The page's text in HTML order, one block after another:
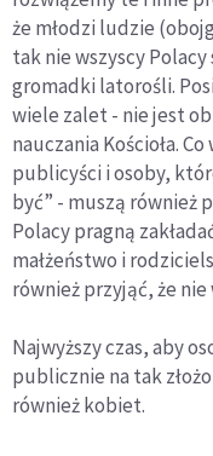
że młodzi ludzie
tak nie wszyscy
gromadki latorośli.
wiele zalet - nie jest
nauczania Kościoła.
publicyści i osoby,
być” - muszą również
Polacy pragną
małżeństwo i
również przyjąć, że
Najwyższy czas, aby
publicznie na tak
również kobiet.